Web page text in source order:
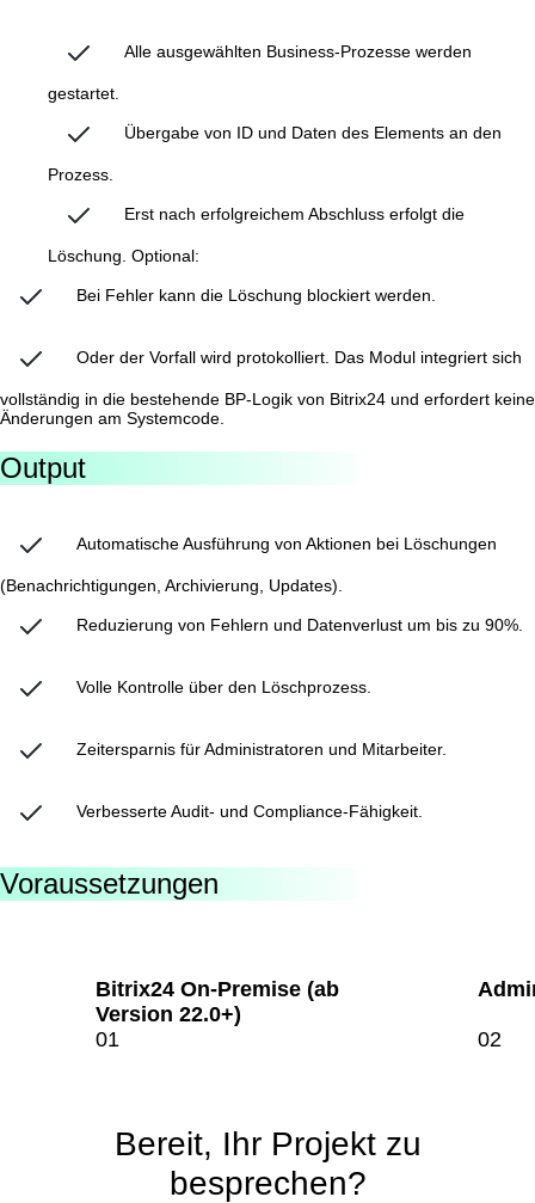
Alle ausgewählten Business-Prozesse werden
gestartet.
Übergabe von ID und Daten des Elements an den
Prozess.
Erst nach erfolgreichem Abschluss erfolgt die
Löschung. Optional:
Bei Fehler kann die Löschung blockiert werden.
Oder der Vorfall wird protokolliert. Das Modul integriert sich
vollständig in die bestehende BP-Logik von Bitrix24 und erfordert keine
Änderungen am Systemcode.
Output
Automatische Ausführung von Aktionen bei Löschungen
(Benachrichtigungen, Archivierung, Updates).
Reduzierung von Fehlern und Datenverlust um bis zu 90%.
Volle Kontrolle über den Löschprozess.
Zeitersparnis für Administratoren und Mitarbeiter.
Verbesserte Audit- und Compliance-Fähigkeit.
Voraussetzungen
Bitrix24 On-Premise (ab
Version 22.0+)
Bereit, Ihr Projekt zu
besprechen?